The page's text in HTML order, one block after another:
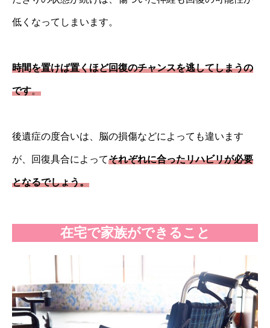
低くなってしまいます。
時間を置けば置くほど回復のチャンスを逃してしまうの
です。
後遺症の度合いは、脳の損傷などによっても違います
が、回復具合によってそれぞれに合ったリハビリが必要
となるでしょう。
在宅で家族ができること